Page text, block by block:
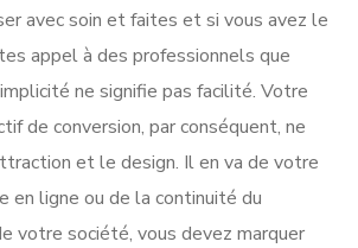
avec soin et faites et si vous avez le
appel à des professionnels que
ne signifie pas facilité. Votre
de conversion, par conséquent, ne
et le design. Il en va de votre
en ligne ou de la continuité du
votre société, vous devez marquer